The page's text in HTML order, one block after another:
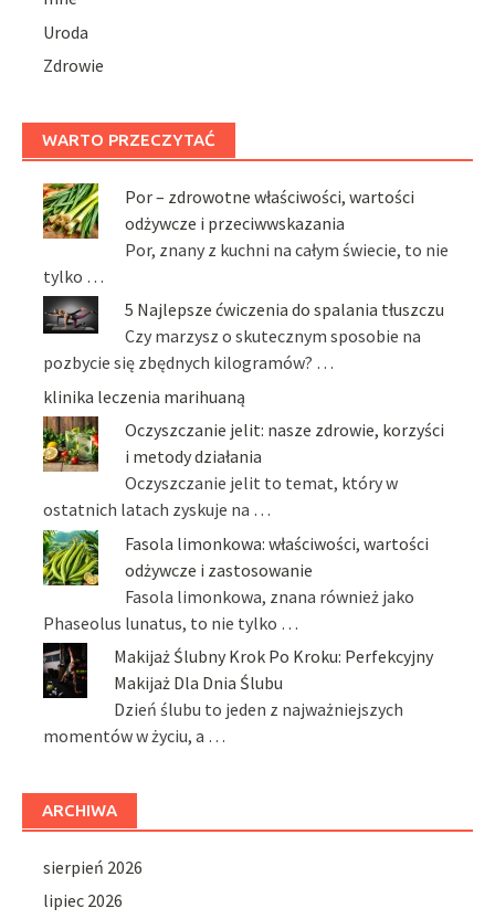
Uroda
Zdrowie
WARTO PRZECZYTAĆ
Por – zdrowotne właściwości, wartości
odżywcze i przeciwwskazania
Por, znany z kuchni na całym świecie, to nie
tylko …
5 Najlepsze ćwiczenia do spalania tłuszczu
Czy marzysz o skutecznym sposobie na
pozbycie się zbędnych kilogramów? …
klinika leczenia marihuaną
Oczyszczanie jelit: nasze zdrowie, korzyści
i metody działania
Oczyszczanie jelit to temat, który w
ostatnich latach zyskuje na …
Fasola limonkowa: właściwości, wartości
odżywcze i zastosowanie
Fasola limonkowa, znana również jako
Phaseolus lunatus, to nie tylko …
Makijaż Ślubny Krok Po Kroku: Perfekcyjny
Makijaż Dla Dnia Ślubu
Dzień ślubu to jeden z najważniejszych
momentów w życiu, a …
ARCHIWA
sierpień 2026
lipiec 2026